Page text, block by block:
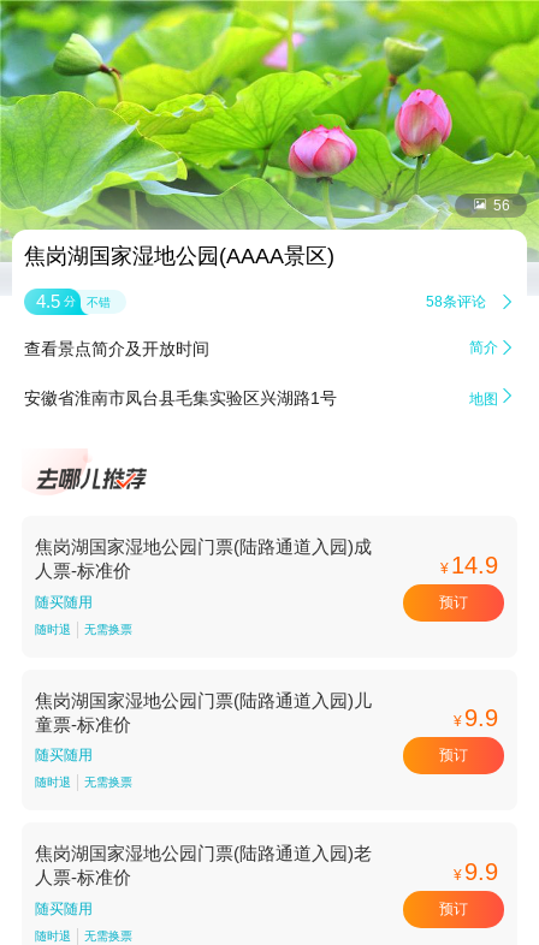
 56
焦岗湖国家湿地公园(AAAA景区)
4.5 分 不错 58条评论 
查看景点简介及开放时间 简介 
安徽省淮南市凤台县毛集实验区兴湖路1号 地图 
焦岗湖国家湿地公园门票(陆路通道入园)成
人票-标准价
随买随用
随时退 无需换票
¥ 14.9
预订
焦岗湖国家湿地公园门票(陆路通道入园)儿
童票-标准价
随买随用
随时退 无需换票
¥ 9.9
预订
焦岗湖国家湿地公园门票(陆路通道入园)老
人票-标准价
随买随用
随时退 无需换票
¥ 9.9
预订
